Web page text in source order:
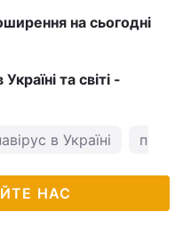
на сьогодні
Україні та світі -
в Україні
НАС